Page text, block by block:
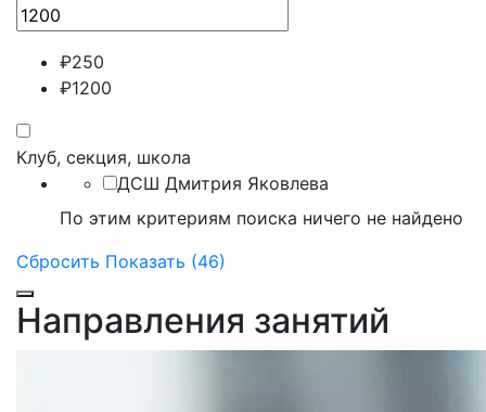
₽250
₽1200
Клуб, секция, школа
ДСШ Дмитрия Яковлева
По этим критериям поиска ничего не найдено
Сбросить Показать (46)
Направления занятий